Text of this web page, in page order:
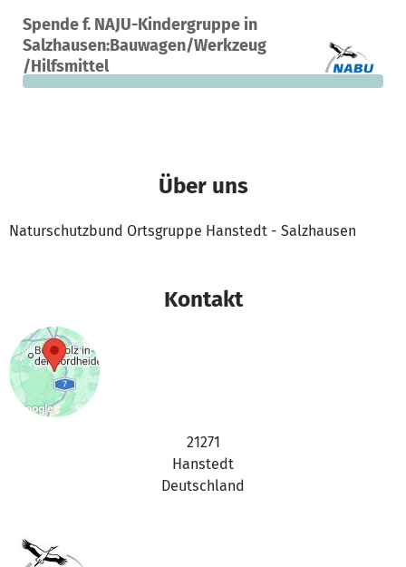
Spende f. NAJU-Kindergruppe in
Salzhausen:Bauwagen/Werkzeug
/Hilfsmittel
Ein Projekt in Salzhausen, Deutschland
0
Spenden
0 %
finanziert
2.500 €
fehlen noch
Über uns
Naturschutzbund Ortsgruppe Hanstedt - Salzhausen
Kontakt
21271
Hanstedt
Deutschland